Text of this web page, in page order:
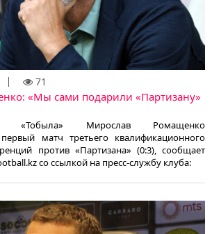
71
«Мы сами подарили «Партизану»
«Тобыла» Мирослав Ромащенко
матч третьего квалификационного
против «Партизана» (0:3), сообщает
со ссылкой на пресс-службу клуба: